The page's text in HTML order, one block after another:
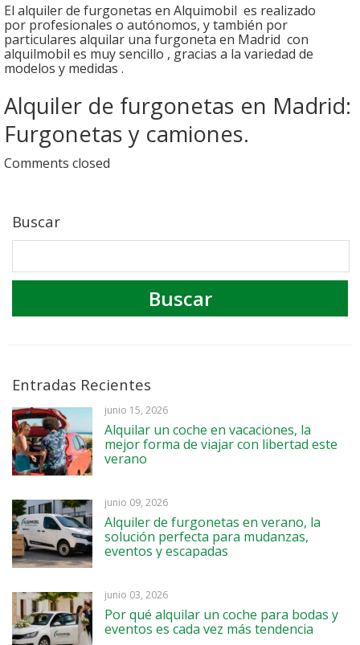
El alquiler de furgonetas en Alquimobil es realizado
por profesionales o autónomos, y también por
particulares alquilar una furgoneta en Madrid con
alquilmobil es muy sencillo , gracias a la variedad de
modelos y medidas .
Alquiler de furgonetas en Madrid:
Furgonetas y camiones.
Comments closed
Buscar
Entradas Recientes
junio 15, 2026
Alquilar un coche en vacaciones, la
mejor forma de viajar con libertad este
verano
junio 09, 2026
Alquiler de furgonetas en verano, la
solución perfecta para mudanzas,
eventos y escapadas
junio 03, 2026
Por qué alquilar un coche para bodas y
eventos es cada vez más tendencia